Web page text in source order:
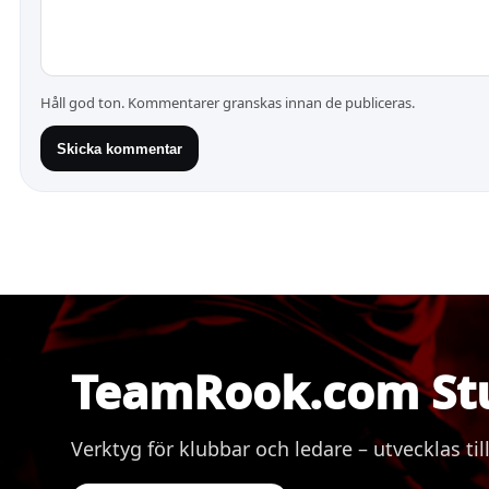
Håll god ton. Kommentarer granskas innan de publiceras.
Skicka kommentar
TeamRook.com
Verktyg för klubbar och ledare – utvecklas